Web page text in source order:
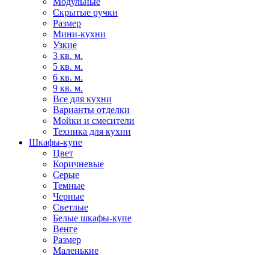
Скрытые ручки
Размер
Мини-кухни
Узкие
3 кв. м.
5 кв. м.
6 кв. м.
9 кв. м.
Все для кухни
Варианты отделки
Мойки и смесители
Техника для кухни
Шкафы-купе
Цвет
Коричневые
Серые
Темные
Черные
Светлые
Белые шкафы-купе
Венге
Размер
Маленькие